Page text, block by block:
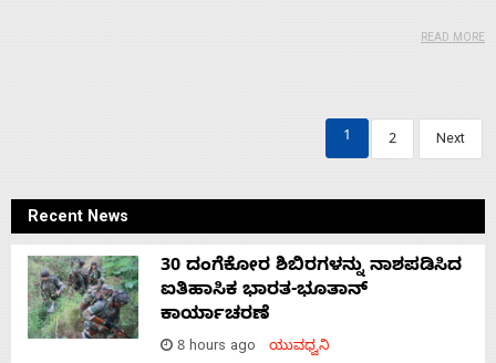
READ MORE
1 2 Next
Recent News
30 ದಂಗೆಕೋರ ಶಿಬಿರಗಳನ್ನು ನಾಶಪಡಿಸಿದ
ಐತಿಹಾಸಿಕ ಭಾರತ-ಭೂತಾನ್
ಕಾರ್ಯಾಚರಣೆ
8 hours ago ಯುವಧ್ವನಿ